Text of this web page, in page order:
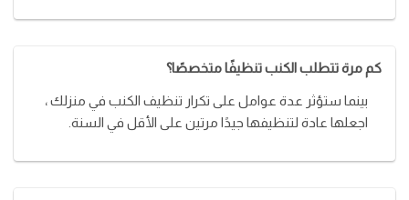
كم مرة تتطلب الكنب تنظيفًا متخصصًا؟
بينما ستؤثر عدة عوامل على تكرار تنظيف الكنب في منزلك ،
اجعلها عادة لتنظيفها جيدًا مرتين على الأقل في السنة.